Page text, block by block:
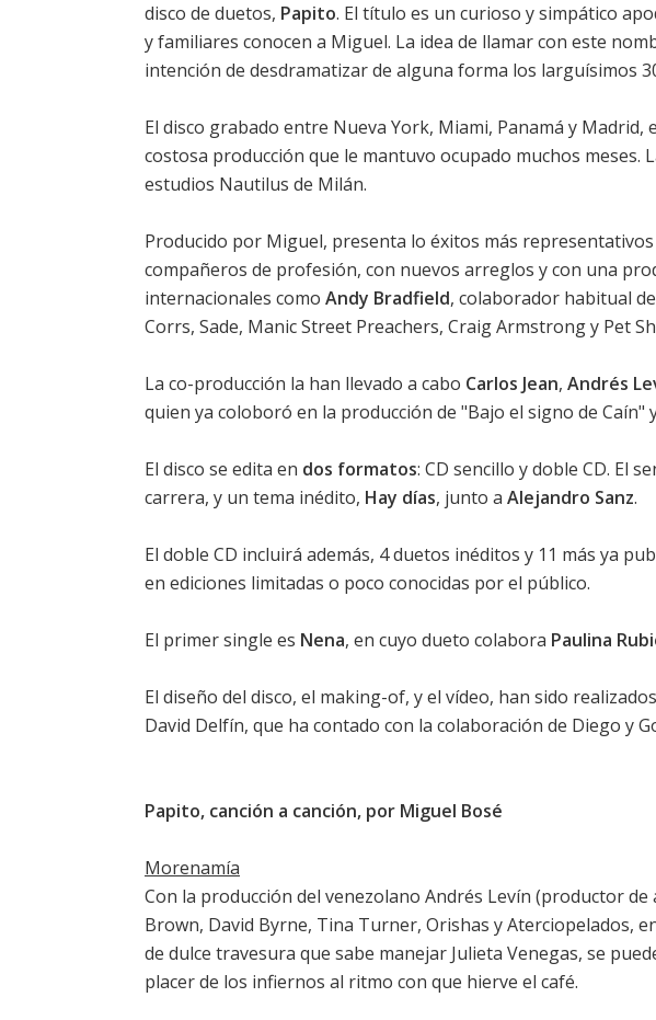
disco de duetos, Papito. El título es un curioso y simpático
y familiares conocen a Miguel. La idea de llamar con este
intención de desdramatizar de alguna forma los larguísimos
El disco grabado entre Nueva York, Miami, Panamá y
costosa producción que le mantuvo ocupado muchos meses.
estudios Nautilus de Milán.
Producido por Miguel, presenta lo éxitos más
compañeros de profesión, con nuevos arreglos y con una
internacionales como Andy Bradfield, colaborador habitual
Corrs, Sade, Manic Street Preachers, Craig Armstrong y Pet
La co-producción la han llevado a cabo Carlos Jean, Andrés
quien ya coloboró en la producción de "Bajo el signo de Caín"
El disco se edita en dos formatos: CD sencillo y doble CD. El
carrera, y un tema inédito, Hay días, junto a Alejandro Sanz.
El doble CD incluirá además, 4 duetos inéditos y 11 más ya
en ediciones limitadas o poco conocidas por el público.
El primer single es Nena, en cuyo dueto colabora Paulina
El diseño del disco, el making-of, y el vídeo, han sido
David Delfín, que ha contado con la colaboración de Diego y
Papito, canción a canción, por Miguel Bosé
Morenamía
Con la producción del venezolano Andrés Levín (productor
Brown, David Byrne, Tina Turner, Orishas y Aterciopelados,
de dulce travesura que sabe manejar Julieta Venegas, se
placer de los infiernos al ritmo con que hierve el café.